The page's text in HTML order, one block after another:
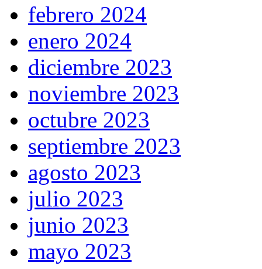
febrero 2024
enero 2024
diciembre 2023
noviembre 2023
octubre 2023
septiembre 2023
agosto 2023
julio 2023
junio 2023
mayo 2023